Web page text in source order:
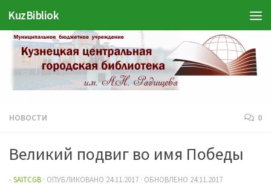
Перейти к содержимому
KuzBibliok
НОВОСТИ 0
Великий подвиг во имя Победы
-SAITCGB · ОПУБЛИКОВАНО 24.11.2017 · ОБНОВЛЕНО 24.11.2017